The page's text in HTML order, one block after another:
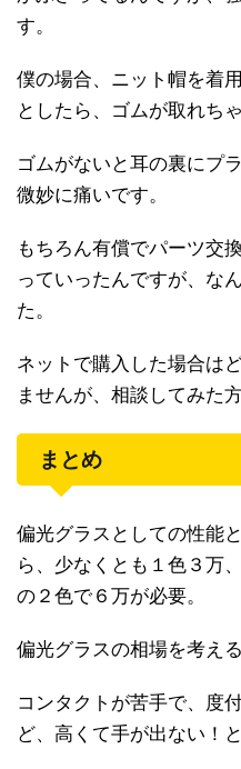
す。
僕の場合、ニット帽を着
としたら、ゴムが取れち
ゴムがないと耳の裏にプ
微妙に痛いです。
もちろん有償でパーツ交
っていったんですが、な
た。
ネットで購入した場合は
ませんが、相談してみた
まとめ
偏光グラスとしての性能
ら、少なくとも１色３万
の２色で６万が必要。
偏光グラスの相場を考え
コンタクトが苦手で、度
ど、高くて手が出ない！